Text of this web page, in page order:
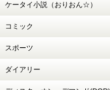
ケータイ小説（おりおん☆）
コミック
スポーツ
ダイアリー